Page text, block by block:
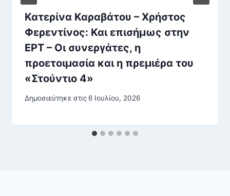
Κατερίνα Καραβάτου – Χρήστος
Φερεντίνος: Και επισήμως στην
ΕΡΤ – Οι συνεργάτες, η
προετοιμασία και η πρεμιέρα του
«Στούντιο 4»
Δημοσιεύτηκε στις 6 Ιουλίου, 2026